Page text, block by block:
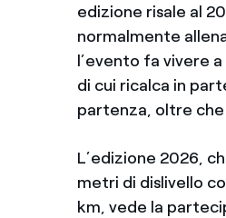
edizione risale al
normalmente
l’evento fa vivere
di cui ricalca in
partenza, oltre
L’edizione 2026,
metri di dislivello
km, vede la